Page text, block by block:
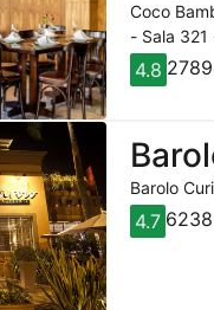
Coco
- Sala
4.8
Barolo
4.7